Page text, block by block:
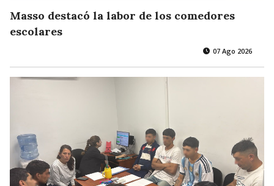
Masso destacó la labor de los comedores
escolares
07 Ago 2026